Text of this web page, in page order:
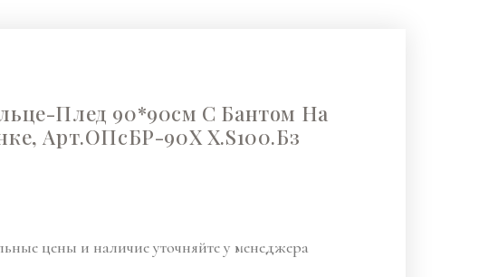
Плед 90*90см С Бантом На
Арт.ОПсБР-90Х Х.S100.Бз
цены и наличие уточняйте у менеджера